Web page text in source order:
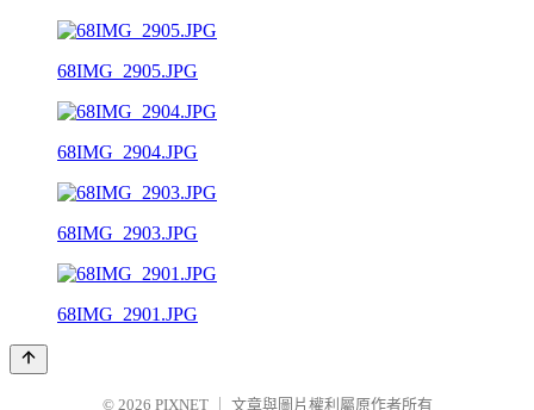
68IMG_2905.JPG
68IMG_2904.JPG
68IMG_2903.JPG
68IMG_2901.JPG
© 2026 PIXNET 文章與圖片權利屬原作者所有